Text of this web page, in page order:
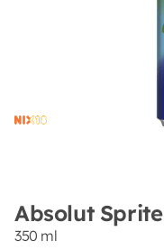
Absolut Sprite
350 ml